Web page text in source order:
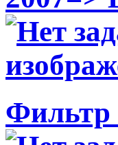
Фильтр